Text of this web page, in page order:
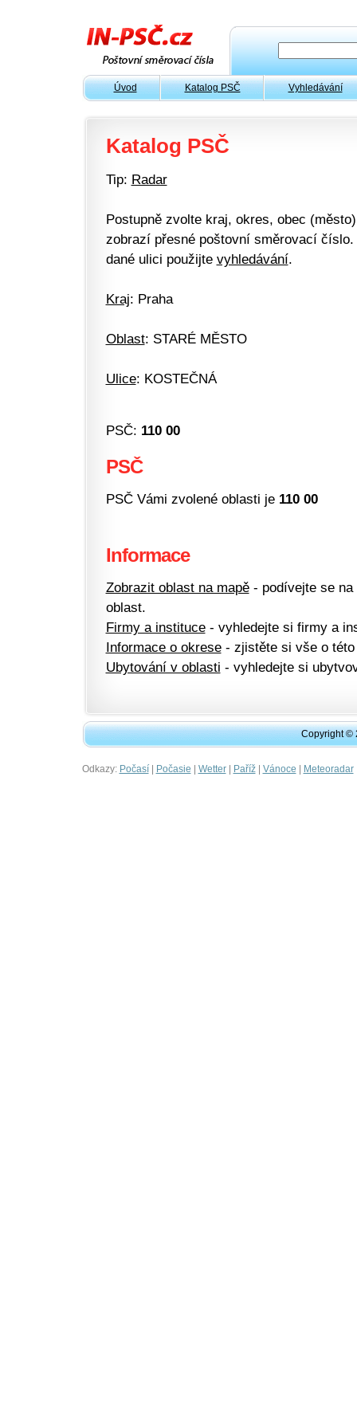
Úvod Katalog PSČ Vyhledávání
Katalog PSČ
Tip: Radar
Postupně zvolte kraj, okres, obec
zobrazí přesné poštovní směrovací
dané ulici použijte vyhledávání.
Kraj: Praha
Oblast: STARÉ MĚSTO
Ulice: KOSTEČNÁ
PSČ: 110 00
PSČ
PSČ Vámi zvolené oblasti je 110 00
Informace
Zobrazit oblast na mapě- podívejte se na
oblast.
Firmy a instituce- vyhledejte si firmy a
Informace o okrese- zjistěte si vše o této
Ubytování v oblasti - vyhledejte si
Copyright ©
Odkazy: Počasí| Počasie | Wetter| Paříž| Vánoce | Meteoradar